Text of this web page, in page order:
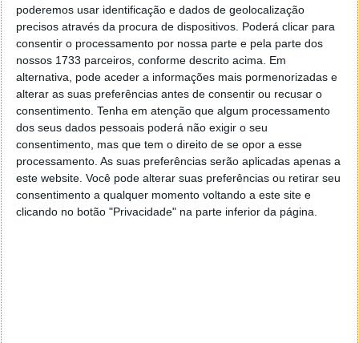
poderemos usar identificação e dados de geolocalização
precisos através da procura de dispositivos. Poderá clicar para
consentir o processamento por nossa parte e pela parte dos
nossos 1733 parceiros, conforme descrito acima. Em
alternativa, pode aceder a informações mais pormenorizadas e
alterar as suas preferências antes de consentir ou recusar o
consentimento. Tenha em atenção que algum processamento
dos seus dados pessoais poderá não exigir o seu
consentimento, mas que tem o direito de se opor a esse
processamento. As suas preferências serão aplicadas apenas a
este website. Você pode alterar suas preferências ou retirar seu
consentimento a qualquer momento voltando a este site e
clicando no botão "Privacidade" na parte inferior da página.
Este artigo tem mais de um ano
Acompanhe o Pplware no Google Notícias
Proponha uma correção, faça uma sugestão Autor:Vítor M.